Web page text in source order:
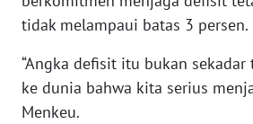
tidak melampaui batas 3 persen.
“Angka defisit itu bukan
ke dunia bahwa kita serius
Menkeu.
BANTEN
WN